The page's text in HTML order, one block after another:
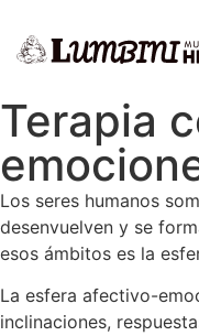
Terapia
Los seres humanos
desenvuelven y se
esos ámbitos es la
La esfera afectivo-
inclinaciones,